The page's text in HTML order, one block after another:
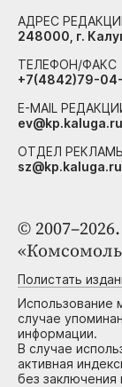
©
Полистать
Использование
случае
информации.
В случае
активная
без
АДРЕС
248000, г.
ТЕЛЕФОН/ФАКС
+7(4842)79-
E-MAIL
ОТДЕЛ
sz@kp.kaluga.ru